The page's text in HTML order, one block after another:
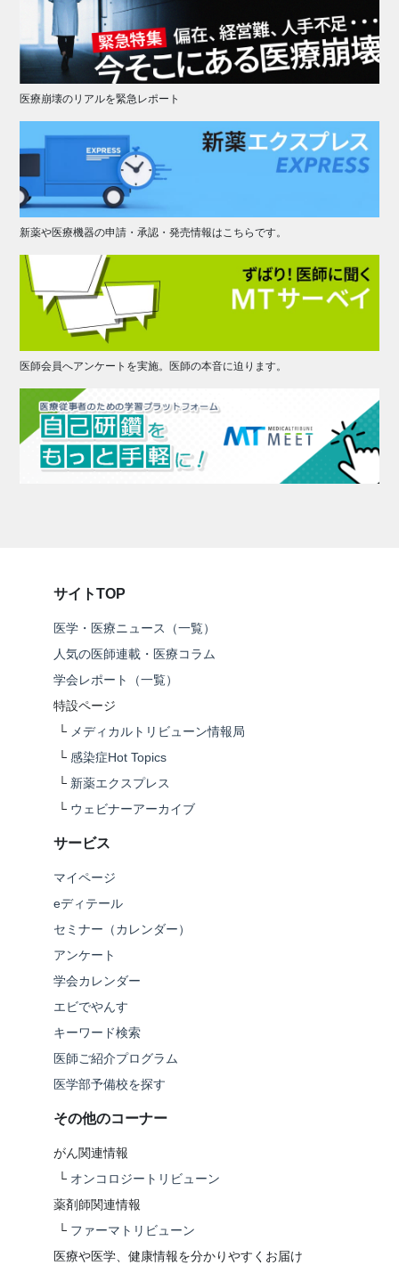
医療崩壊のリアルを緊急レポート
新薬や医療機器の申請・承認・発売情報はこちらです。
医師会員へアンケートを実施。医師の本音に迫ります。
サイトTOP
医学・医療ニュース（一覧）
人気の医師連載・医療コラム
学会レポート（一覧）
特設ページ
└ メディカルトリビューン情報局
└ 感染症Hot Topics
└ 新薬エクスプレス
└ ウェビナーアーカイブ
サービス
マイページ
eディテール
セミナー（カレンダー）
アンケート
学会カレンダー
エビでやんす
キーワード検索
医師ご紹介プログラム
医学部予備校を探す
その他のコーナー
がん関連情報
└ オンコロジートリビューン
薬剤師関連情報
└ ファーマトリビューン
医療や医学、健康情報を分かりやすくお届け